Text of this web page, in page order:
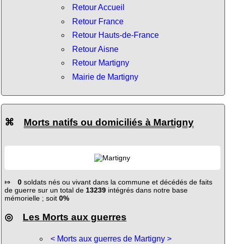
Retour Accueil
Retour France
Retour Hauts-de-France
Retour Aisne
Retour Martigny
Mairie de Martigny
⌘ Morts natifs ou domiciliés à Martigny
⤇ 0soldats nés ou vivant dans la commune et décédés de faits
de guerre sur un total de 13239intégrés dans notre base
mémorielle ; soit 0%
◎ Les Morts aux guerres
< Morts aux guerres de Martigny >